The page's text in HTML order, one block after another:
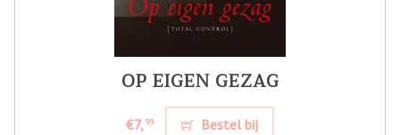
OP EIGEN GEZAG
€7,99 Bestel bij